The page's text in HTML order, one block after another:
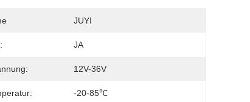
JUYI
JA
12V-36V
-20-85℃